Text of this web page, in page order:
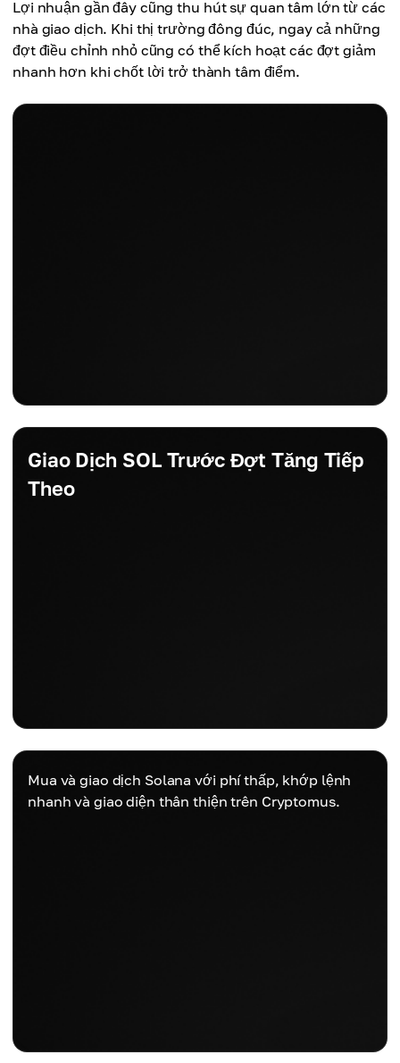
Lợi nhuận gần đây cũng thu hút sự quan tâm lớn từ các
nhà giao dịch. Khi thị trường đông đúc, ngay cả những
đợt điều chỉnh nhỏ cũng có thể kích hoạt các đợt giảm
nhanh hơn khi chốt lời trở thành tâm điểm.
Giao Dịch SOL Trước Đợt Tăng Tiếp
Theo
Mua và giao dịch Solana với phí thấp, khớp lệnh
nhanh và giao diện thân thiện trên Cryptomus.